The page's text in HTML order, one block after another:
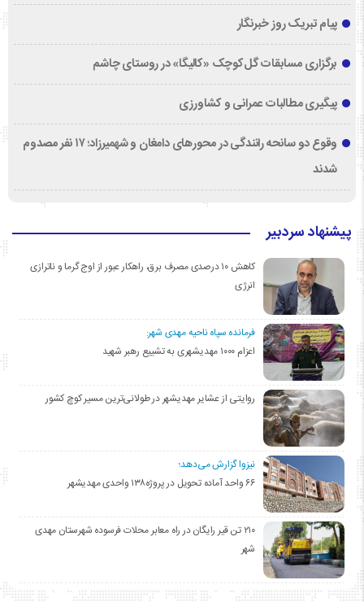
پیام تبریک روز خبرنگار
برگزاری مسابقات گل‌کوچک «کالیگا» در روستای چاشم
پیگیری مطالبات عمرانی و کشاورزی
وقوع دو سانحه رانندگی در محورهای دامغان و شهمیرزاد؛ ۱۷ نفر مصدوم
شدند
پیشنهاد سردبیر
کاهش ۱۰ درصدی مصرف برق، راهکار عبور از اوج گرما و ناترازی
انرژی
فرمانده سپاه ناحیه مهدی شهر:
اعزام ۱۰۰۰ مهدیشهری به تشییع رهبر شهید
روایتی از عشایر مهدیشهر در طولانی‌ترین مسیر کوچ کشور
نیزوا گزارش می‌دهد؛
۶۶ واحد آماده تحویل در پروژه۱۳۸ واحدی مهدیشهر
۲۱۰ تن قیر رایگان در راه معابر محلات فرسوده شهرستان مهدی
شهر